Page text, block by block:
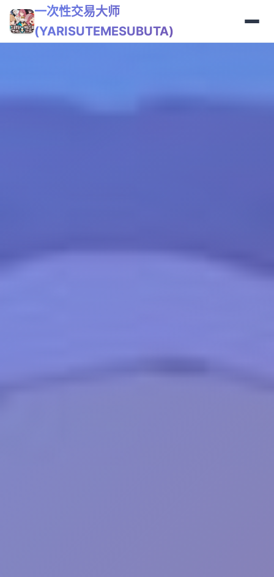
一次性交易大师
(YARISUTEMESUBUTA)